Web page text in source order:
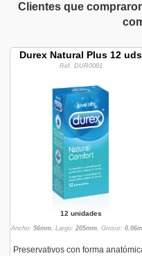
Clientes que
Durex Natural Plus 12 uds
Ref. DUR0081
12 unidades
Ancho:56mm. Largo:205mm. Grosor:
Preservativos con forma